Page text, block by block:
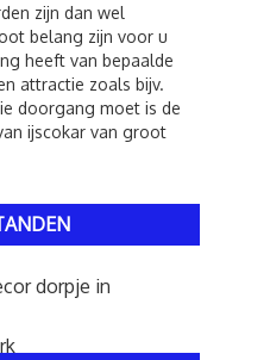
zijn dan wel
belang zijn voor u
heeft van bepaalde
attractie zoals bijv.
doorgang moet is de
ijscokar van groot
dorpje in